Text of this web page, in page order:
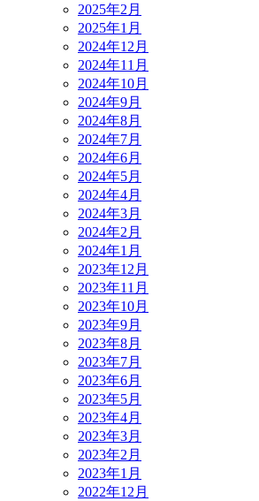
2025年2月
2025年1月
2024年12月
2024年11月
2024年10月
2024年9月
2024年8月
2024年7月
2024年6月
2024年5月
2024年4月
2024年3月
2024年2月
2024年1月
2023年12月
2023年11月
2023年10月
2023年9月
2023年8月
2023年7月
2023年6月
2023年5月
2023年4月
2023年3月
2023年2月
2023年1月
2022年12月